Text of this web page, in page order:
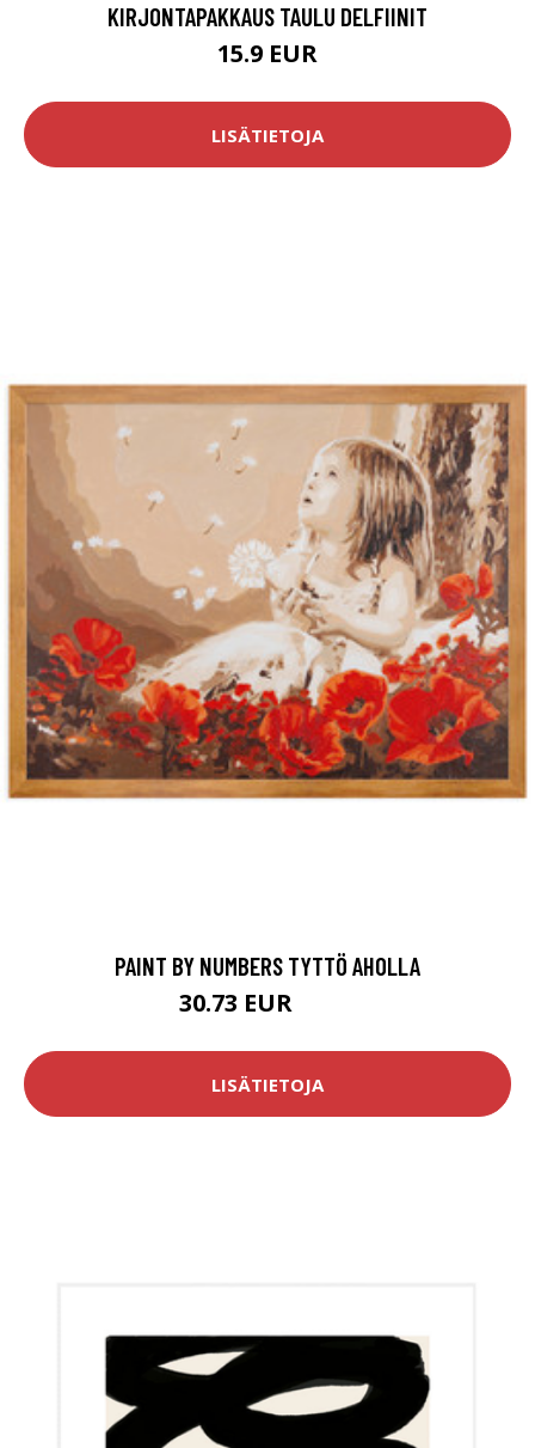
KIRJONTAPAKKAUS TAULU DELFIINIT
15.9 EUR
LISÄTIETOJA
PAINT BY NUMBERS TYTTÖ AHOLLA
30.73 EUR
LISÄTIETOJA